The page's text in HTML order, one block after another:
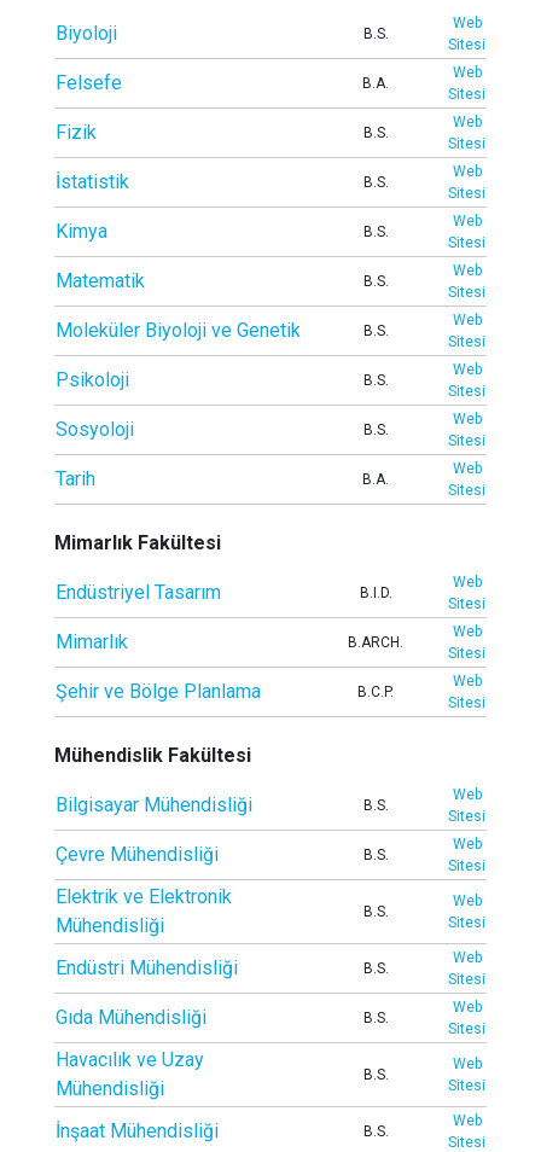
Biyoloji B.S.
Web
Sitesi
Felsefe B.A.
Web
Sitesi
Fizik B.S.
Web
Sitesi
İstatistik B.S.
Web
Sitesi
Kimya B.S.
Web
Sitesi
Matematik B.S.
Web
Sitesi
Moleküler Biyoloji ve Genetik B.S.
Web
Sitesi
Psikoloji B.S.
Web
Sitesi
Sosyoloji B.S.
Web
Sitesi
Tarih B.A.
Web
Sitesi
Mimarlık Fakültesi
Endüstriyel Tasarım B.I.D.
Web
Sitesi
Mimarlık B.ARCH.
Web
Sitesi
Şehir ve Bölge Planlama B.C.P.
Web
Sitesi
Mühendislik Fakültesi
Bilgisayar Mühendisliği B.S.
Web
Sitesi
Çevre Mühendisliği B.S.
Web
Sitesi
Elektrik ve Elektronik
Mühendisliği
B.S.
Web
Sitesi
Endüstri Mühendisliği B.S.
Web
Sitesi
Gıda Mühendisliği B.S.
Web
Sitesi
Havacılık ve Uzay
Mühendisliği
B.S.
Web
Sitesi
İnşaat Mühendisliği B.S.
Web
Sitesi